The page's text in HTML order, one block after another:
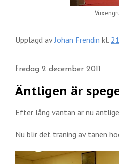
Upplagd avJohan Frendin kl.
fredag 2 december 2011
Äntligen är
Efter lång väntan är nu
Nu blir det träning av tanen